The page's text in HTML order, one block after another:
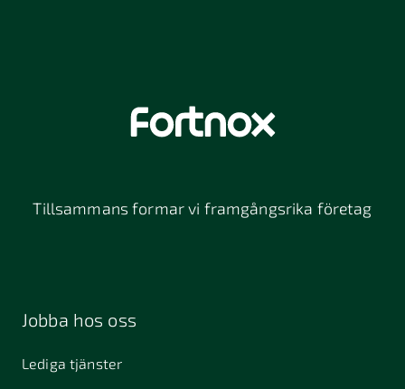
Tillsammans formar vi framgångsrika företag
Jobba hos oss
Lediga tjänster